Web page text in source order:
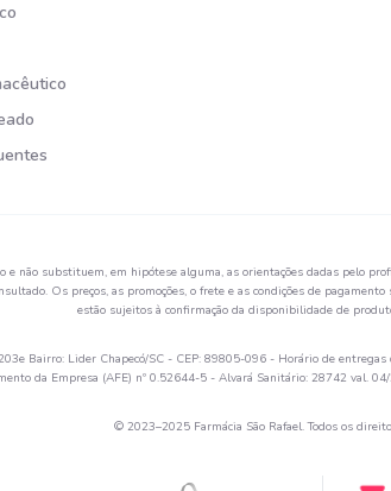
não substituem, em hipótese alguma, as orientações dadas pelo
Os preços, as promoções, o frete e as condições de
estão sujeitos à confirmação da disponibilidade de
Bairro: Lider Chapecó/SC - CEP: 89805-096 - Horário de
da Empresa (AFE) nº 0.52644-5 - Alvará Sanitário: 28742 val.
© 2023–2025 Farmácia São Rafael. Todos os